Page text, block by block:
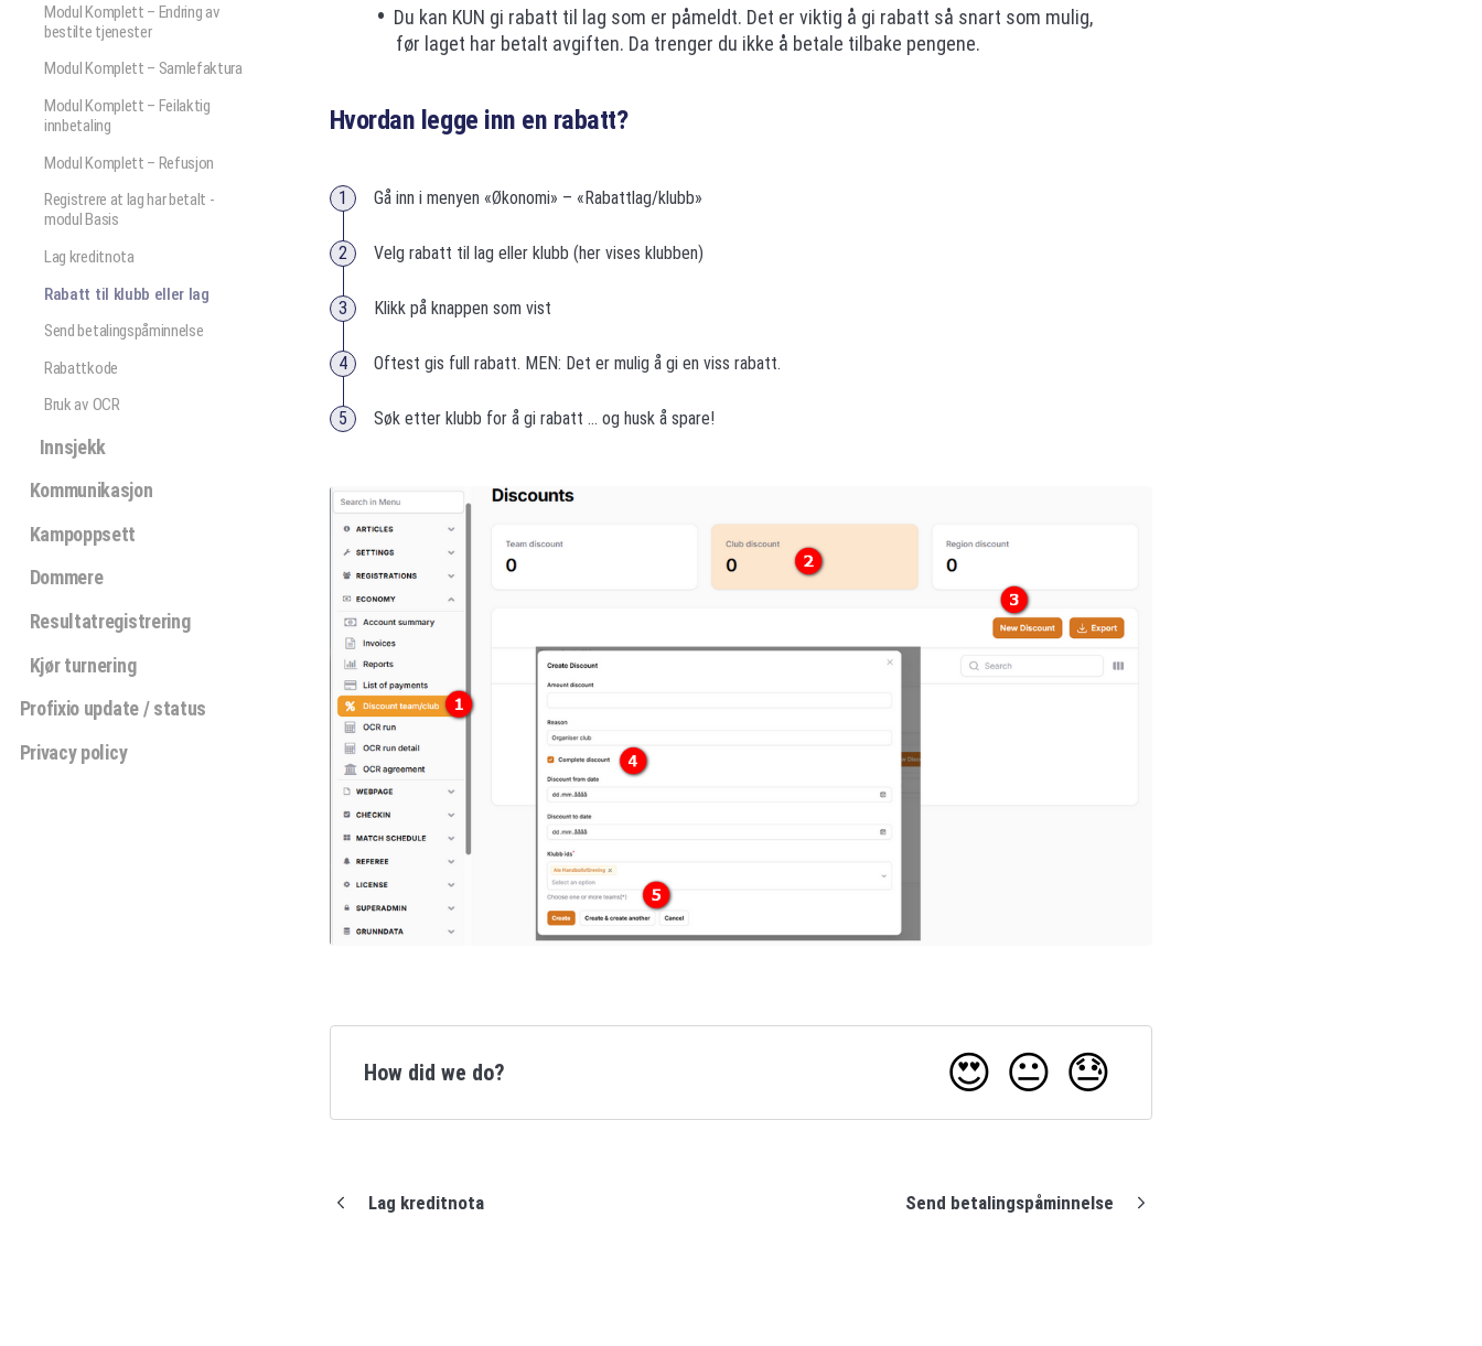
Modul Komplett – Endring av
bestilte tjenester
Modul Komplett – Samlefaktura
Modul Komplett – Feilaktig
innbetaling
Modul Komplett – Refusjon
Registrere at lag har betalt -
modul Basis
Lag kreditnota
Rabatt til klubb eller lag
Send betalingspåminnelse
Rabattkode
Bruk av OCR
Innsjekk
Kommunikasjon
Kampoppsett
Dommere
Resultatregistrering
Kjør turnering
Profixio update / status
Privacy policy
Du kan KUN gi rabatt til lag som er påmeldt. Det er viktig å gi rabatt så snart som mulig,
før laget har betalt avgiften. Da trenger du ikke å betale tilbake pengene.
Hvordan legge inn en rabatt?
Gå inn i menyen «Økonomi» – «Rabattlag/klubb»
Velg rabatt til lag eller klubb (her vises klubben)
Klikk på knappen som vist
Oftest gis full rabatt. MEN: Det er mulig å gi en viss rabatt.
Søk etter klubb for å gi rabatt ... og husk å spare!
How did we do? 😍 😐 😓
Lag kreditnota Send betalingspåminnelse